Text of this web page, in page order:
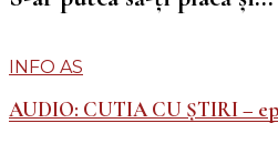
INFO AS
AUDIO: CUTIA CU ȘTIRI –